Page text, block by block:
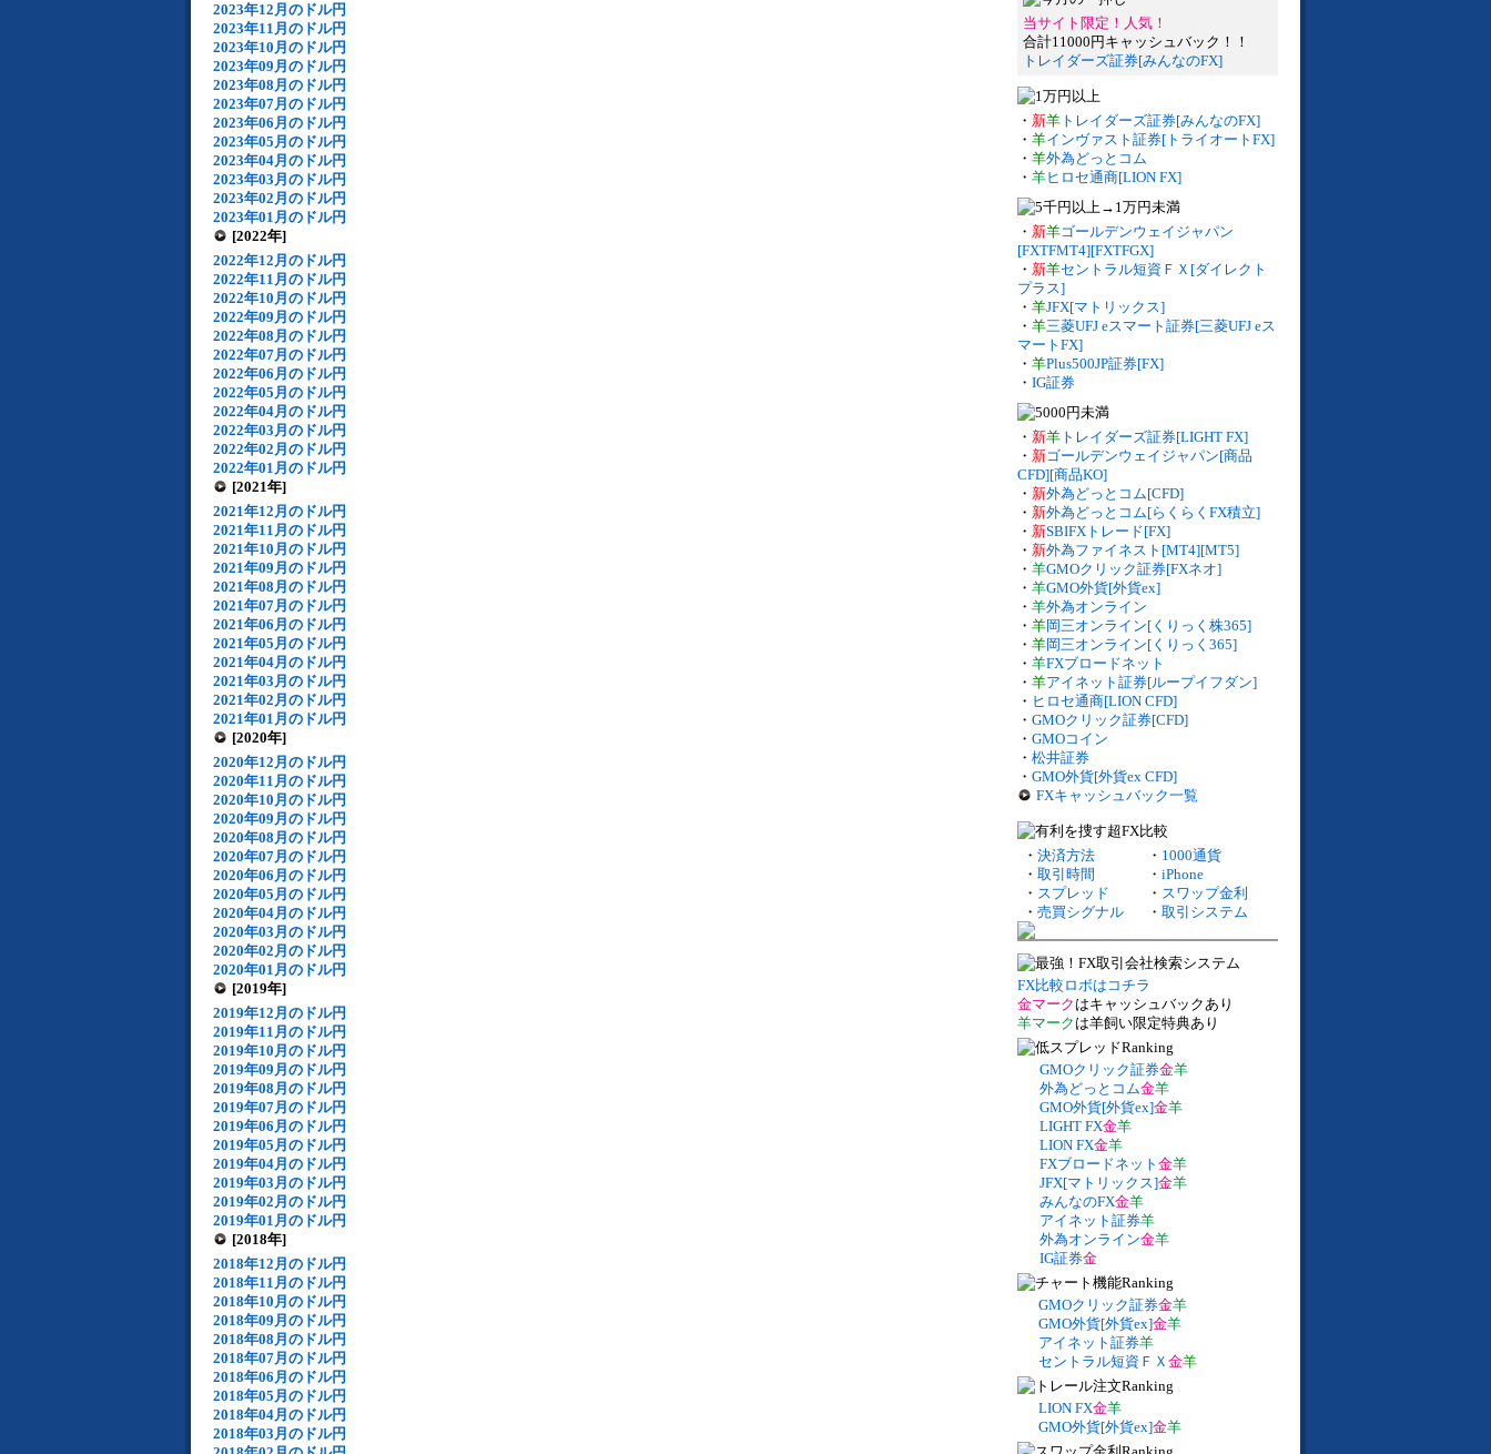
2023年12月のドル円
2023年11月のドル円
2023年10月のドル円
2023年09月のドル円
2023年08月のドル円
2023年07月のドル円
2023年06月のドル円
2023年05月のドル円
2023年04月のドル円
2023年03月のドル円
2023年02月のドル円
2023年01月のドル円
[2022年]
2022年12月のドル円
2022年11月のドル円
2022年10月のドル円
2022年09月のドル円
2022年08月のドル円
2022年07月のドル円
2022年06月のドル円
2022年05月のドル円
2022年04月のドル円
2022年03月のドル円
2022年02月のドル円
2022年01月のドル円
[2021年]
2021年12月のドル円
2021年11月のドル円
2021年10月のドル円
2021年09月のドル円
2021年08月のドル円
2021年07月のドル円
2021年06月のドル円
2021年05月のドル円
2021年04月のドル円
2021年03月のドル円
2021年02月のドル円
2021年01月のドル円
[2020年]
2020年12月のドル円
2020年11月のドル円
2020年10月のドル円
2020年09月のドル円
2020年08月のドル円
2020年07月のドル円
2020年06月のドル円
2020年05月のドル円
2020年04月のドル円
2020年03月のドル円
2020年02月のドル円
2020年01月のドル円
[2019年]
2019年12月のドル円
2019年11月のドル円
2019年10月のドル円
2019年09月のドル円
2019年08月のドル円
2019年07月のドル円
2019年06月のドル円
2019年05月のドル円
2019年04月のドル円
2019年03月のドル円
2019年02月のドル円
2019年01月のドル円
[2018年]
2018年12月のドル円
2018年11月のドル円
2018年10月のドル円
2018年09月のドル円
2018年08月のドル円
2018年07月のドル円
2018年06月のドル円
2018年05月のドル円
2018年04月のドル円
2018年03月のドル円
当サイト限定！人気！
合計11000円キャッシュバック！！
トレイダーズ証券[みんなのFX]
・ 新羊 トレイダーズ証券[みんなのFX]
・ 羊インヴァスト証券[トライオートFX]
・ 羊外為どっとコム
・ 羊ヒロセ通商[LION FX]
・ 新羊ゴールデンウェイジャパン
[FXTFMT4][FXTFGX]
・ 新羊セントラル短資ＦＸ[ダイレクト
プラス]
・ 羊JFX[マトリックス]
・ 羊三菱UFJ eスマート証券[三菱UFJ eス
マートFX]
・ 羊Plus500JP証券[FX]
・ IG証券
・ 新羊 トレイダーズ証券[LIGHT FX]
・ 新ゴールデンウェイジャパン[商品
CFD][商品KO]
・ 新外為どっとコム[CFD]
・ 新外為どっとコム[らくらくFX積立]
・ 新SBIFXトレード[FX]
・ 新外為ファイネスト[MT4][MT5]
・ 羊GMOクリック証券[FXネオ]
・ 羊GMO外貨[外貨ex]
・ 羊外為オンライン
・ 羊岡三オンライン[くりっく株365]
・ 羊岡三オンライン[くりっく365]
・ 羊FXブロードネット
・ 羊アイネット証券[ループイフダン]
・ ヒロセ通商[LION CFD]
・ GMOクリック証券[CFD]
・ GMOコイン
・ 松井証券
・ GMO外貨[外貨ex CFD]
FXキャッシュバック一覧
・ 決済方法 ・ 1000通貨
・ 取引時間 ・ iPhone
・ スプレッド ・ スワップ金利
・ 売買シグナル ・ 取引システム
FX比較ロボはコチラ
金マーク はキャッシュバックあり
羊マーク は羊飼い限定特典あり
GMOクリック証券金羊
外為どっとコム金羊
GMO外貨[外貨ex]金羊
LIGHT FX金羊
LION FX金羊
FXブロードネット 金羊
JFX[マトリックス]金羊
みんなのFX金羊
アイネット証券羊
外為オンライン金羊
IG証券金
GMOクリック証券金羊
GMO外貨[外貨ex]金羊
アイネット証券羊
セントラル短資ＦＸ 金羊
LION FX金羊
GMO外貨[外貨ex]金羊